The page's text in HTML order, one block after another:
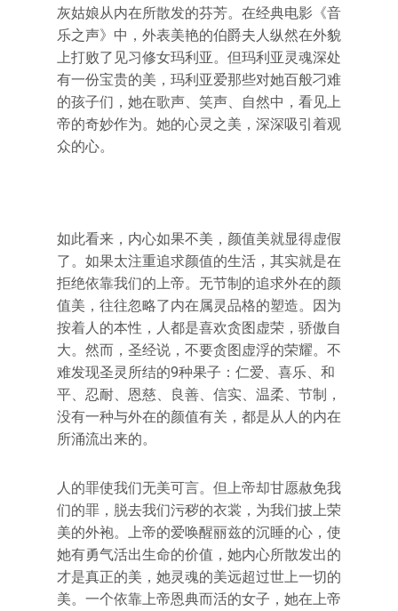
灰姑娘从内在所散发的芬芳。在经典电影《音
乐之声》中，外表美艳的伯爵夫人纵然在外貌
上打败了见习修女玛利亚。但玛利亚灵魂深处
有一份宝贵的美，玛利亚爱那些对她百般刁难
的孩子们，她在歌声、笑声、自然中，看见上
帝的奇妙作为。她的心灵之美，深深吸引着观
众的心。
如此看来，内心如果不美，颜值美就显得虚假
了。如果太注重追求颜值的生活，其实就是在
拒绝依靠我们的上帝。无节制的追求外在的颜
值美，往往忽略了内在属灵品格的塑造。因为
按着人的本性，人都是喜欢贪图虚荣，骄傲自
大。然而，圣经说，不要贪图虚浮的荣耀。不
难发现圣灵所结的9种果子：仁爱、喜乐、和
平、忍耐、恩慈、良善、信实、温柔、节制，
没有一种与外在的颜值有关，都是从人的内在
所涌流出来的。
人的罪使我们无美可言。但上帝却甘愿赦免我
们的罪，脱去我们污秽的衣裳，为我们披上荣
美的外袍。上帝的爱唤醒丽兹的沉睡的心，使
她有勇气活出生命的价值，她内心所散发出的
才是真正的美，她灵魂的美远超过世上一切的
美。一个依靠上帝恩典而活的女子，她在上帝